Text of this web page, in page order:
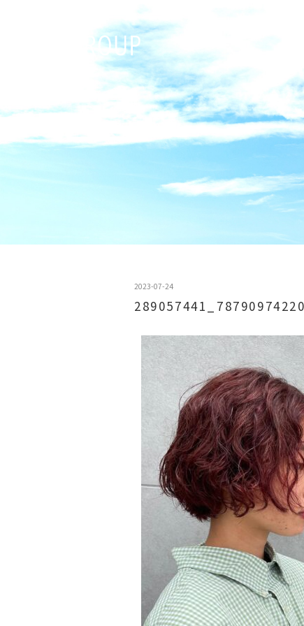
2023-07-24